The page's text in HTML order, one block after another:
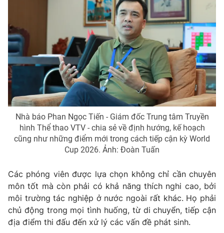
Nhà báo Phan Ngọc Tiến - Giám đốc Trung tâm Truyền
hình Thể thao VTV - chia sẻ về định hướng, kế hoạch
cũng như những điểm mới trong cách tiếp cận kỳ World
Cup 2026. Ảnh: Đoàn Tuấn
Các phóng viên được lựa chọn không chỉ cần chuyên
môn tốt mà còn phải có khả năng thích nghi cao, bởi
môi trường tác nghiệp ở nước ngoài rất khác. Họ phải
chủ động trong mọi tình huống, từ di chuyển, tiếp cận
địa điểm thi đấu đến xử lý các vấn đề phát sinh.